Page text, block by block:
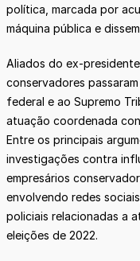
política, marcada por
máquina pública e
Aliados do ex-
conservadores
federal e ao Supremo
atuação coordenada
Entre os principais
investigações contra
empresários
envolvendo redes
policiais relacionadas a
eleições de 2022.